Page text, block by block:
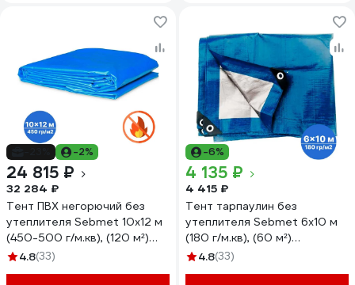
-2%
24 815 ₽
32 284 ₽
Тент ПВХ негорючий без
утеплителя Sebmet 10x12 м
(450-500 г/м.кв), (120 м²)
TD07904501012П
4.8(33)
-6%
4 135 ₽
4 415 ₽
Тент тарпаулин без
утеплителя Sebmet 6x10 м
(180 г/м.кв), (60 м²)
TD0790180610Т
4.8(33)